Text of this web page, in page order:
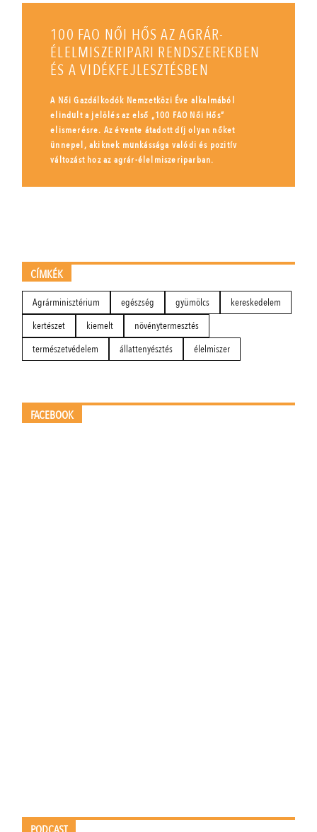
100 FAO NŐI HŐS AZ AGRÁR-
ÉLELMISZERIPARI RENDSZEREKBEN
ÉS A VIDÉKFEJLESZTÉSBEN
A Női Gazdálkodók Nemzetközi Éve alkalmából
elindult a jelölés az első „100 FAO Női Hős”
elismerésre. Az évente átadott díj olyan nőket
ünnepel, akiknek munkássága valódi és pozitív
változást hoz az agrár-élelmiszeriparban.
CÍMKÉK
Agrárminisztérium egészség gyümölcs
kereskedelem
kertészet
kiemelt
növénytermesztés
természetvédelem
állattenyésztés élelmiszer
FACEBOOK